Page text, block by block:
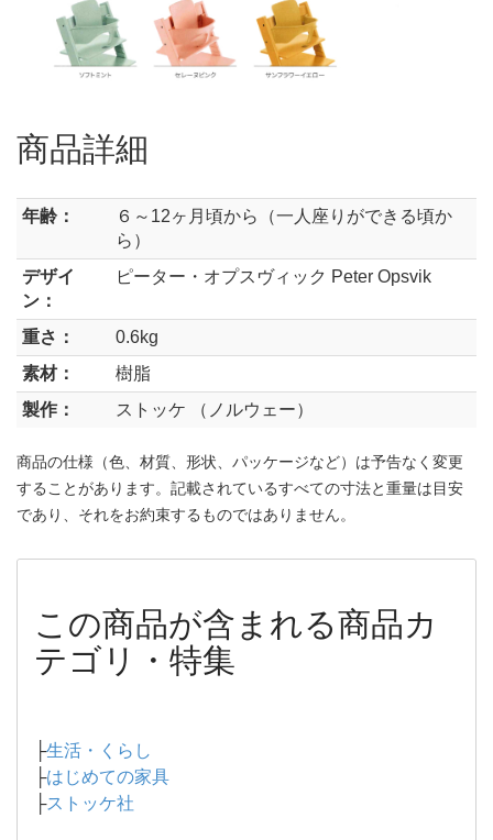
商品詳細
年齢：
６～12ヶ月頃から（一人座りができる頃か
ら）
デザイ
ン：
ピーター・オプスヴィック Peter Opsvik
重さ：
0.6kg
素材：
樹脂
製作：
ストッケ （ノルウェー）
商品の仕様（色、材質、形状、パッケージなど）は予告なく変更
することがあります。記載されているすべての寸法と重量は目安
であり、それをお約束するものではありません。
この商品が含まれる商品カ
テゴリ・特集
├生活・くらし
├はじめての家具
├ストッケ社